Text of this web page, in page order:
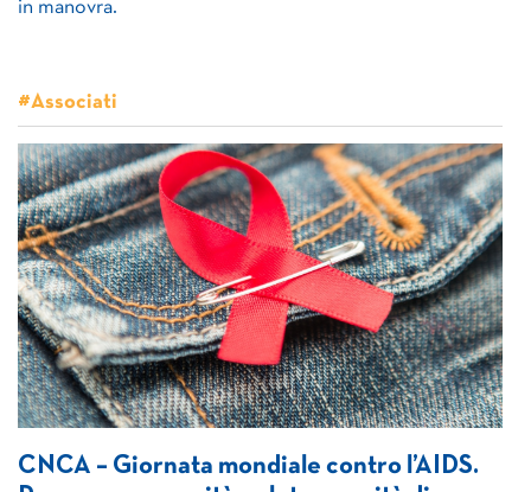
in manovra.
#Associati
CNCA – Giornata mondiale contro l’AIDS.